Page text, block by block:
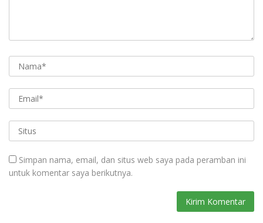
Simpan nama, email, dan situs web saya pada peramban ini
untuk komentar saya berikutnya.